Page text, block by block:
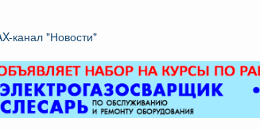
канал "Новости"